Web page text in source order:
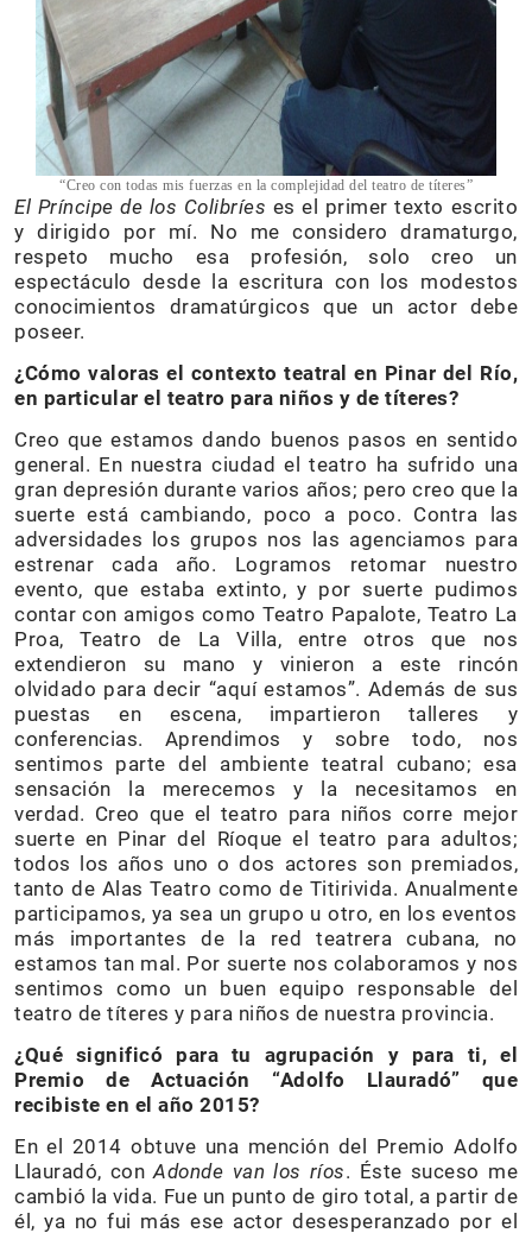
“Creo con todas mis fuerzas en la complejidad del teatro de títeres”
El Príncipe de los Colibríes es el primer texto escrito
y dirigido por mí. No me considero dramaturgo,
respeto mucho esa profesión, solo creo un
espectáculo desde la escritura con los modestos
conocimientos dramatúrgicos que un actor debe
poseer.
¿Cómo valoras el contexto teatral en Pinar del Río,
en particular el teatro para niños y de títeres?
Creo que estamos dando buenos pasos en sentido
general. En nuestra ciudad el teatro ha sufrido una
gran depresión durante varios años; pero creo que la
suerte está cambiando, poco a poco. Contra las
adversidades los grupos nos las agenciamos para
estrenar cada año. Logramos retomar nuestro
evento, que estaba extinto, y por suerte pudimos
contar con amigos como Teatro Papalote, Teatro La
Proa, Teatro de La Villa, entre otros que nos
extendieron su mano y vinieron a este rincón
olvidado para decir “aquí estamos”. Además de sus
puestas en escena, impartieron talleres y
conferencias. Aprendimos y sobre todo, nos
sentimos parte del ambiente teatral cubano; esa
sensación la merecemos y la necesitamos en
verdad. Creo que el teatro para niños corre mejor
suerte en Pinar del Ríoque el teatro para adultos;
todos los años uno o dos actores son premiados,
tanto de Alas Teatro como de Titirivida. Anualmente
participamos, ya sea un grupo u otro, en los eventos
más importantes de la red teatrera cubana, no
estamos tan mal. Por suerte nos colaboramos y nos
sentimos como un buen equipo responsable del
teatro de títeres y para niños de nuestra provincia.
¿Qué significó para tu agrupación y para ti, el
Premio de Actuación “Adolfo Llauradó” que
recibiste en el año 2015?
En el 2014 obtuve una mención del Premio Adolfo
Llauradó, conAdonde van los ríos. Éste suceso me
cambió la vida. Fue un punto de giro total, a partir de
él, ya no fui más ese actor desesperanzado por el